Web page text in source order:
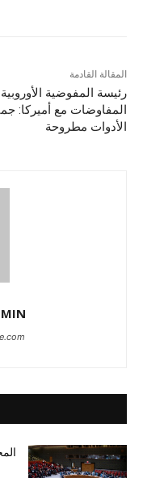
المقالة القادمة
رئيسة المفوضية
المفاوضات مع أميركا:
الأدوات مطروحة